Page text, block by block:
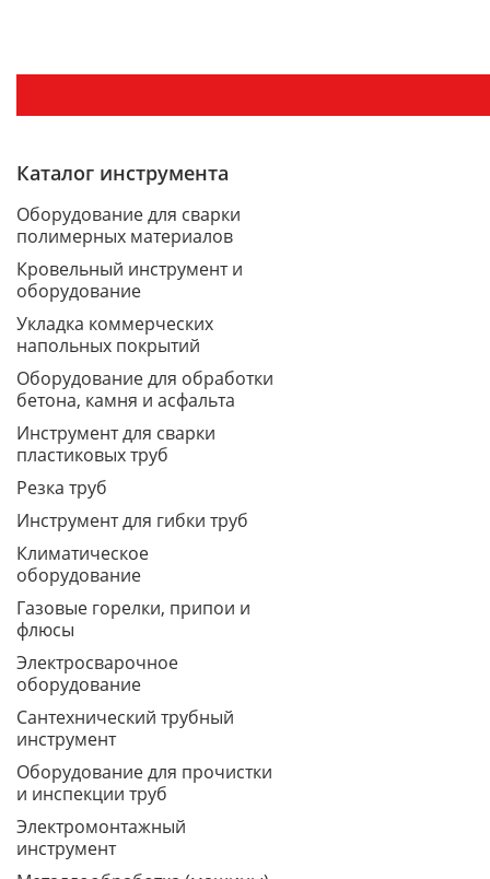
Каталог инструмента
Оборудование для сварки
полимерных материалов
Кровельный инструмент и
оборудование
Укладка коммерческих
напольных покрытий
Оборудование для обработки
бетона, камня и асфальта
Инструмент для сварки
пластиковых труб
Резка труб
Инструмент для гибки труб
Климатическое
оборудование
Газовые горелки, припои и
флюсы
Электросварочное
оборудование
Сантехнический трубный
инструмент
Оборудование для прочистки
и инспекции труб
Электромонтажный
инструмент